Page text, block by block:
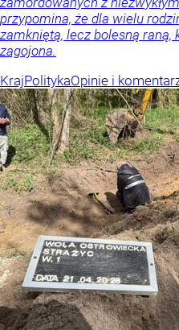
przypomina, że dla wielu
zamkniętą, lecz bolesną raną,
zagojona.
KrajPolitykaOpinie i